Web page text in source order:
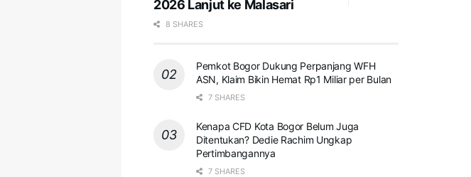
2026 Lanjut ke Malasari
8 SHARES
Pemkot Bogor Dukung Perpanjang WFH
ASN, Klaim Bikin Hemat Rp1 Miliar per Bulan
7 SHARES
Kenapa CFD Kota Bogor Belum Juga
Ditentukan? Dedie Rachim Ungkap
Pertimbangannya
7 SHARES